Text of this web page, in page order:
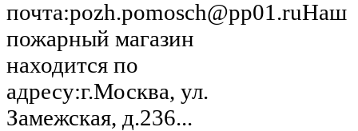
почта:pozh.pomosch@pp01.ruНаш
пожарный магазин
находится по
адресу:г.Москва, ул.
Замежская, д.236...